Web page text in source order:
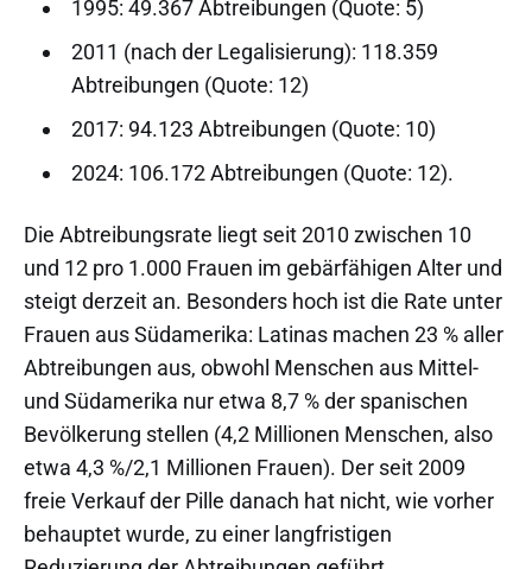
1995: 49.367 Abtreibungen (Quote: 5)
2011 (nach der Legalisierung): 118.359
Abtreibungen (Quote: 12)
2017: 94.123 Abtreibungen (Quote: 10)
2024: 106.172 Abtreibungen (Quote: 12).
Die Abtreibungsrate liegt seit 2010 zwischen 10
und 12 pro 1.000 Frauen im gebärfähigen Alter und
steigt derzeit an. Besonders hoch ist die Rate unter
Frauen aus Südamerika: Latinas machen 23 % aller
Abtreibungen aus, obwohl Menschen aus Mittel-
und Südamerika nur etwa 8,7 % der spanischen
Bevölkerung stellen (4,2 Millionen Menschen, also
etwa 4,3 %/2,1 Millionen Frauen). Der seit 2009
freie Verkauf der Pille danach hat nicht, wie vorher
behauptet wurde, zu einer langfristigen